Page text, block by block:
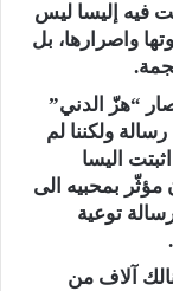
فيه إليسا ليس
واصرارها، بل
“هزّ الدني”
ولكننا لم
اليسا
مؤثّر بمحبيه الى
توعية
آلاف من